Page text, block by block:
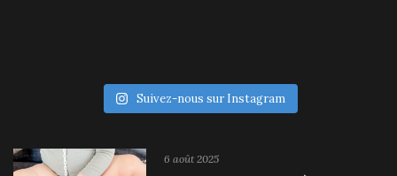
Suivez-nous sur Instagram
6 août 2025